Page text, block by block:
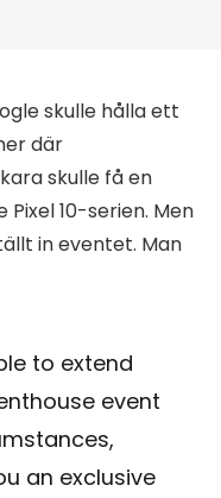
skulle hålla ett
där
skulle få en
10-serien. Men
in eventet. Man
to extend
event
an exclusive